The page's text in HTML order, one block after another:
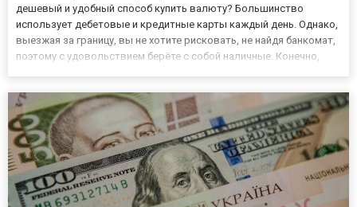
дешевый и удобный способ купить валюту? Большинство
использует дебетовые и кредитные карты каждый день. Однако,
выезжая за границу, вы не хотите рисковать, не найдя банкомат,
поэтому с удовольствием берёте с собой наличные. Конечно,
стоит им...